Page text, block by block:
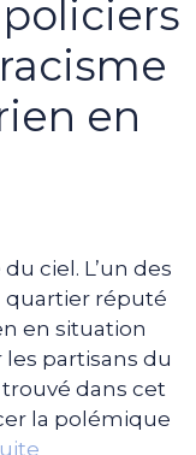
en
ciel. L’un des
quartier réputé
en situation
partisans du
dans cet
la polémique